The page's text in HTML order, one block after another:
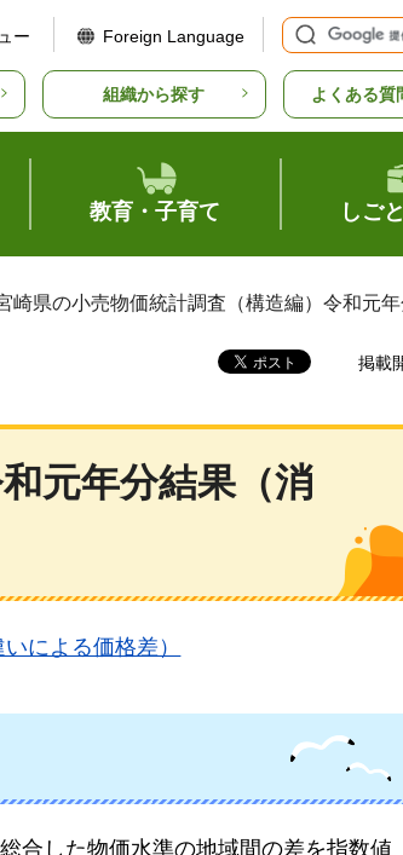
ー Foreign Language
組織から探す よくある質
教育・子育て しご
崎県の小売物価統計調査（構造編）令和元
掲載
元年分結果（消
による価格差）
合した物価水準の地域間の差を指数値